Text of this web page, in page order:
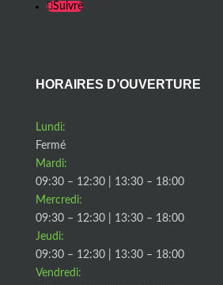
Suivre
HORAIRES D’OUVERTURE
Lundi:
Fermé
Mardi:
09:30 – 12:30 | 13:30 – 18:00
Mercredi:
09:30 – 12:30 | 13:30 – 18:00
Jeudi:
09:30 – 12:30 | 13:30 – 18:00
Vendredi: